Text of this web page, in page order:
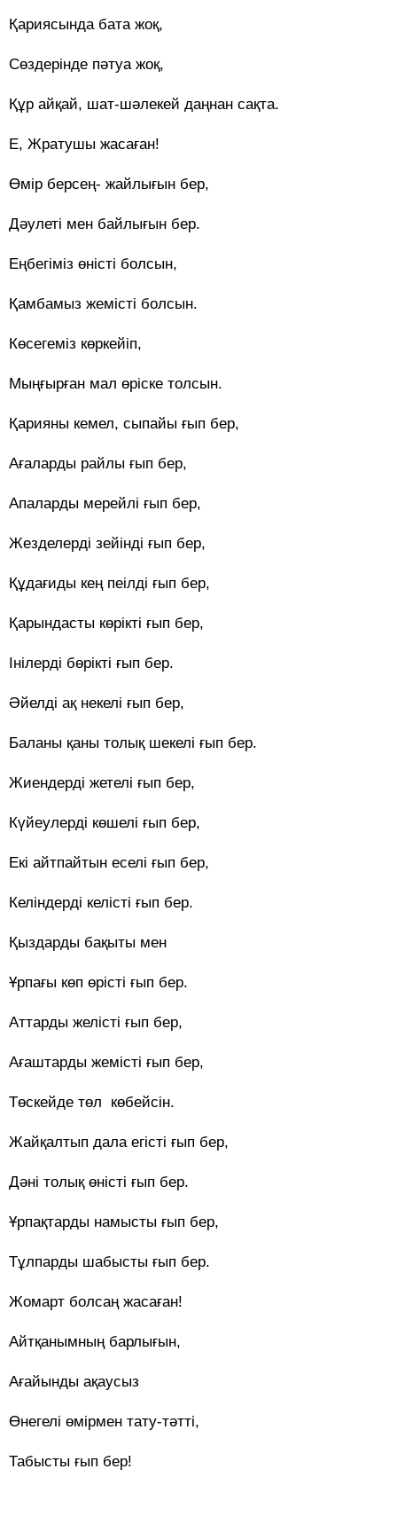
Қариясында бата жоқ,
Сөздерінде пәтуа жоқ,
Құр айқай, шат-шәлекей даңнан сақта.
Е, Жратушы жасаған!
Өмір берсең- жайлығын бер,
Дәулеті мен байлығын бер.
Еңбегіміз өністі болсын,
Қамбамыз жемісті болсын.
Көсегеміз көркейіп,
Мыңғырған мал өріске толсын.
Қарияны кемел, сыпайы ғып бер,
Ағаларды райлы ғып бер,
Апаларды мерейлі ғып бер,
Жезделерді зейінді ғып бер,
Құдағиды кең пеілді ғып бер,
Қарындасты көрікті ғып бер,
Інілерді бөрікті ғып бер.
Әйелді ақ некелі ғып бер,
Баланы қаны толық шекелі ғып бер.
Жиендерді жетелі ғып бер,
Күйеулерді көшелі ғып бер,
Екі айтпайтын еселі ғып бер,
Келіндерді келісті ғып бер.
Қыздарды бақыты мен
Ұрпағы көп өрісті ғып бер.
Аттарды желісті ғып бер,
Ағаштарды жемісті ғып бер,
Төскейде төл көбейсін.
Жайқалтып дала егісті ғып бер,
Дәні толық өністі ғып бер.
Ұрпақтарды намысты ғып бер,
Тұлпарды шабысты ғып бер.
Жомарт болсаң жасаған!
Айтқанымның барлығын,
Ағайынды ақаусыз
Өнегелі өмірмен тату-тәтті,
Табысты ғып бер!